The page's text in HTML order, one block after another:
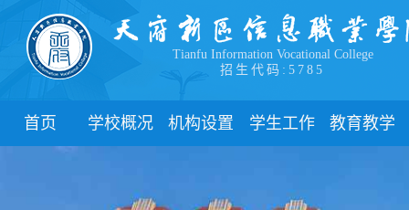
Tianfu Information Vocational College
招生代码:5785
首页 学校概况
学院领导
机构设置
职能部门
学生工作
新闻动态
教育教学